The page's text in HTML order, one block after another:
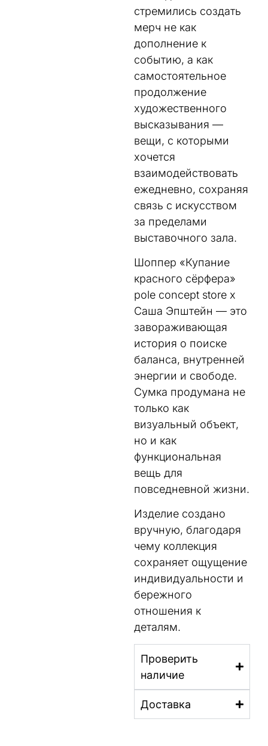
стремились создать
мерч не как
дополнение к
событию, а как
самостоятельное
продолжение
художественного
высказывания —
вещи, с которыми
хочется
взаимодействовать
ежедневно, сохраняя
связь с искусством
за пределами
выставочного зала.
Шоппер «Купание
красного сёрфера»
pole concept store x
Саша Эпштейн — это
завораживающая
история о поиске
баланса, внутренней
энергии и свободе.
Сумка продумана не
только как
визуальный объект,
но и как
функциональная
вещь для
повседневной жизни.
Изделие создано
вручную, благодаря
чему коллекция
сохраняет ощущение
индивидуальности и
бережного
отношения к
деталям.
Проверить
наличие
Доставка